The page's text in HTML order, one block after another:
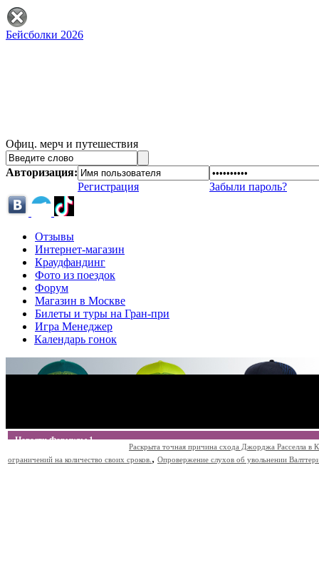
Бейсболки 2026
Офиц. мерч и путешествия
Авторизация:
Регистрация
Забыли пароль?
Отзывы
Интернет-магазин
Краудфандинг
Фото из поездок
Форум
Магазин в Москве
Билеты и туры на Гран-при
Игра Менеджер
Календарь гонок
Новости Формулы 1
Раскрыта точная причина схода Джорджа Расселла в
ограничений на количество своих сроков. , Опровержение слухов об увольнении